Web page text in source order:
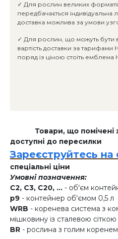
✓ Для рослин великих
передбачається індивідуальна
доставка можлива за умови
✓ Для рослин, що можуть бути
вартість доставки за
поряд із ціною стоїть емблема
Товари, що
доступні до пересилки
Зареєструйтесь на
спеціальні ціни
Умовні позначення:
C2, C3, C20, ... - об'єм
p9 - контейнер об'ємом 0,5 л
WRB - коренева система з
мішковину із сталевою сіткою
BR - рослина з голим коренем